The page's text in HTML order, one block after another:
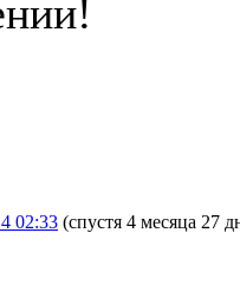
02:33 (спустя 4 месяца 27